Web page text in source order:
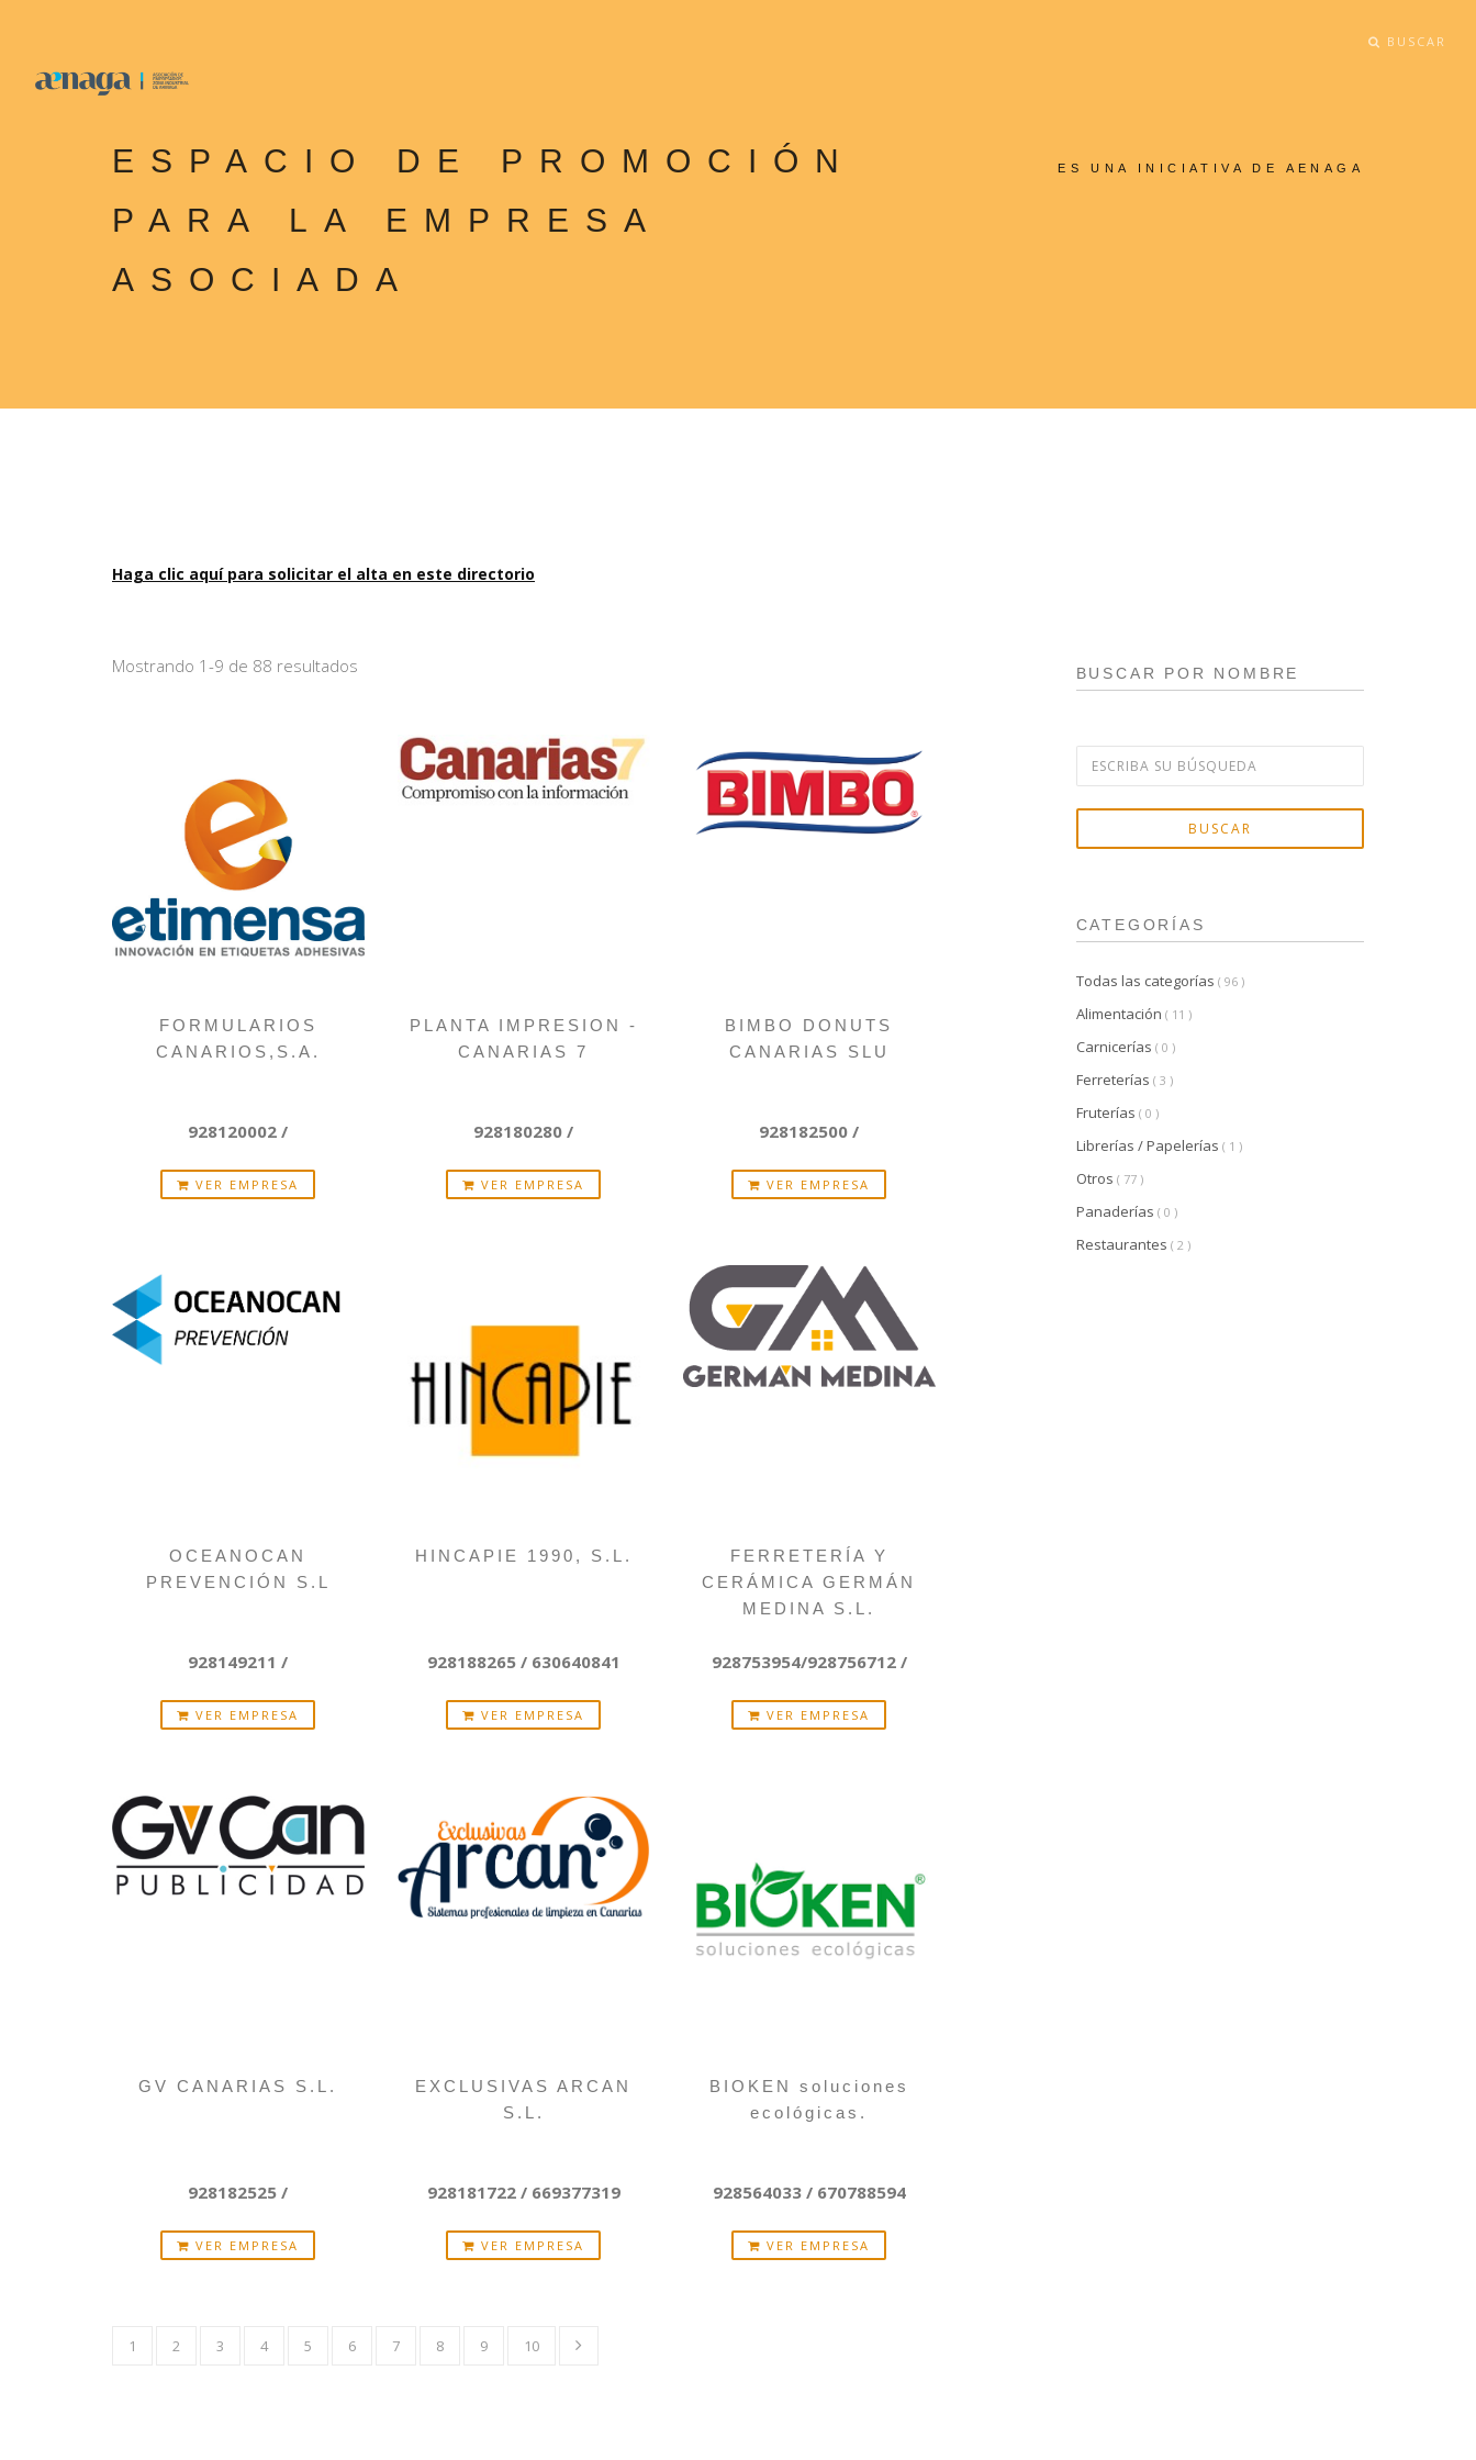
BUSCAR
ESPACIO DE PROMOCIÓN
PARA LA EMPRESA
ASOCIADA
ES UNA INICIATIVA DE AENAGA
Haga clic aquí para solicitar el alta en este directorio
Mostrando 1-9 de 88 resultados
FORMULARIOS
CANARIOS,S.A.
928120002 /
VER EMPRESA
PLANTA IMPRESION -
CANARIAS 7
928180280 /
VER EMPRESA
BIMBO DONUTS
CANARIAS SLU
928182500 /
VER EMPRESA
OCEANOCAN
PREVENCIÓN S.L
928149211 /
VER EMPRESA
HINCAPIE 1990, S.L.
928188265 / 630640841
VER EMPRESA
FERRETERÍA Y
CERÁMICA GERMÁN
MEDINA S.L.
928753954/928756712 /
VER EMPRESA
GV CANARIAS S.L.
928182525 /
VER EMPRESA
EXCLUSIVAS ARCAN
S.L.
928181722 / 669377319
VER EMPRESA
BIOKEN soluciones
ecológicas.
928564033 / 670788594
VER EMPRESA
1 2 3 4 5 6 7 8 9 10
BUSCAR POR NOMBRE
BUSCAR
CATEGORÍAS
Todas las categorías ( 96 )
Alimentación ( 11 )
Carnicerías ( 0 )
Ferreterías ( 3 )
Fruterías ( 0 )
Librerías / Papelerías ( 1 )
Otros ( 77 )
Panaderías ( 0 )
Restaurantes ( 2 )